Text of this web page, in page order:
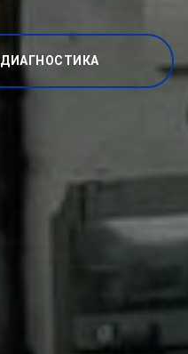
ДИАГНОСТИКА